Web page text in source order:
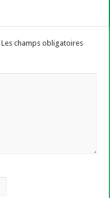
Les champs obligatoires